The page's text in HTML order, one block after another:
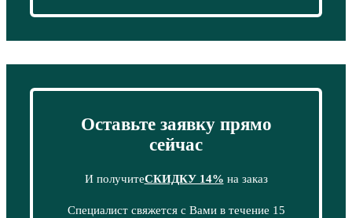
Оставьте заявку прямо
сейчас
И получитеСКИДКУ 14% на заказ
Специалист свяжется с Вами в течение 15